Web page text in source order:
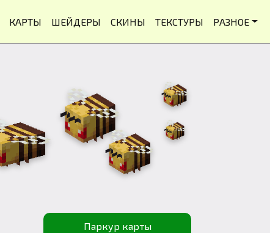
КАРТЫ ШЕЙДЕРЫ СКИНЫ ТЕКСТУРЫ РАЗНОЕ
Паркур карты